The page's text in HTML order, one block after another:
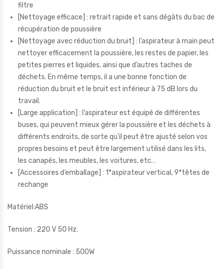
filtre
[Nettoyage efficace] : retrait rapide et sans dégâts du bac de
récupération de poussière
[Nettoyage avec réduction du bruit] : l’aspirateur à main peut
nettoyer efficacement la poussière, les restes de papier, les
petites pierres et liquides, ainsi que d’autres taches de
déchets. En même temps, il a une bonne fonction de
réduction du bruit et le bruit est inférieur à 75 dB lors du
travail.
[Large application] : l’aspirateur est équipé de différentes
buses, qui peuvent mieux gérer la poussière et les déchets à
différents endroits, de sorte qu’il peut être ajusté selon vos
propres besoins et peut être largement utilisé dans les lits,
les canapés, les meubles, les voitures, etc. .
[Accessoires d’emballage] : 1*aspirateur vertical, 9*têtes de
rechange
Matériel:ABS
Tension : 220 V 50 Hz.
Puissance nominale : 500W